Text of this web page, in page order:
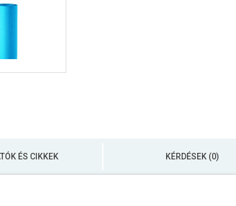
ÉS CIKKEK KÉRDÉSEK (0)